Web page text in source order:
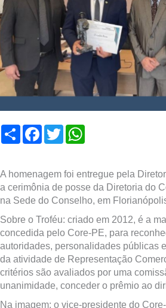
Compartilhar
Facebook
Twitter
A homenagem foi entregue pela
a cerimônia de posse da Diretoria do
na Sede do Conselho, em
Sobre o Troféu: criado em 2012, é a
concedida pelo Core-PE, para
autoridades, personalidades públicas
da atividade de Representação
critérios são avaliados por uma
unanimidade, conceder o prêmio ao
Na imagem: o vice-presidente do